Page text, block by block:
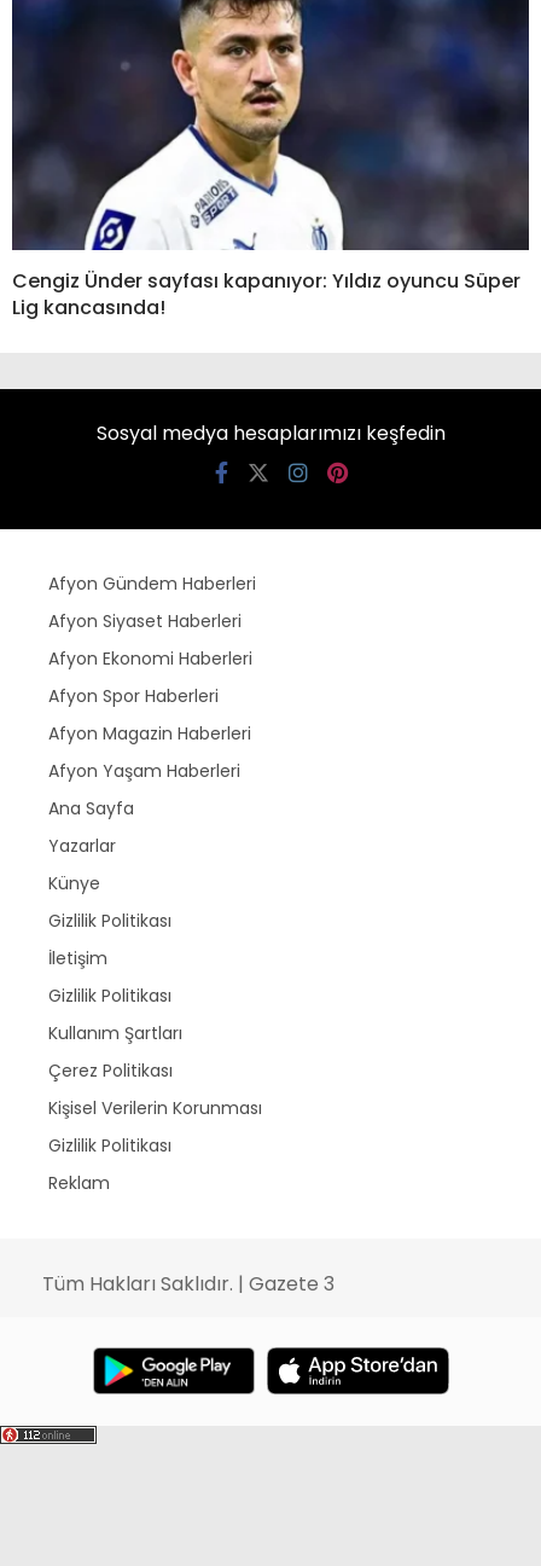
Cengiz Ünder sayfası kapanıyor: Yıldız oyuncu Süper
Lig kancasında!
Sosyal medya hesaplarımızı keşfedin
Afyon Gündem Haberleri
Afyon Siyaset Haberleri
Afyon Ekonomi Haberleri
Afyon Spor Haberleri
Afyon Magazin Haberleri
Afyon Yaşam Haberleri
Ana Sayfa
Yazarlar
Künye
Gizlilik Politikası
İletişim
Gizlilik Politikası
Kullanım Şartları
Çerez Politikası
Kişisel Verilerin Korunması
Gizlilik Politikası
Reklam
Tüm Hakları Saklıdır. | Gazete 3